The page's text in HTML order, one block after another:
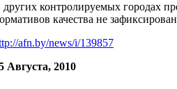
контролируемых городах
качества не
afn.by/news/i/139857
Августа, 2010